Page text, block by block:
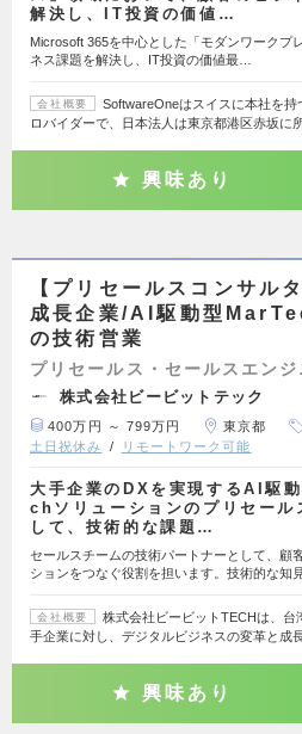
解決し、IT投資の価値…
Microsoft 365を中心とした「モダンワークプ
ネス課題を解決し、IT投資の価値最…
会社概要
SoftwareOneはスイスに本社を
ロバイダーで、日本法人は東京都港区赤坂に
興味あり
【プリセールスコンサル
成長企業/AI駆動型
の技術営業
プリセールス・セールスエンジ
株式会社ビービットテック
400万円 ～ 799万円 東京都
土日祝休み
リモートワーク可能
大手企業のDXを実現するAI駆
chソリューションのプリセール
して、技術的な課題…
セールスチームの技術パートナーとして、顧
ションをつなぐ役割を担います。技術的な知
会社概要
株式会社ビービットTECHは、
手企業に対し、デジタルビジネスの変革と成
興味あり